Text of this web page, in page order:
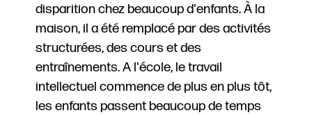
disparition chez beaucoup d'enfants. À la
maison, il a été remplacé par des activités
structurées, des cours et des
entraînements. A l'école, le travail
intellectuel commence de plus en plus tôt,
les enfants passent beaucoup de temps